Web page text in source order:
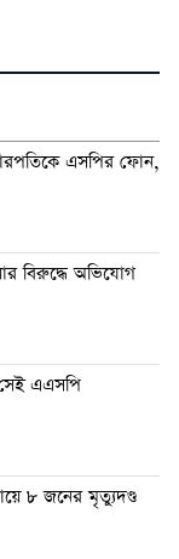
এসপির ফোন,
বিরুদ্ধে অভিযোগ
সেই এএসপি
৮ জনের মৃত্যুদণ্ড